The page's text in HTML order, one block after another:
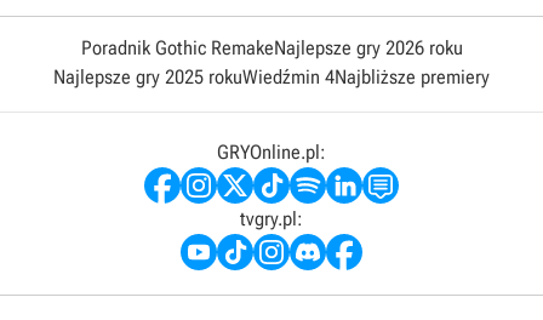
Poradnik Gothic RemakeNajlepsze gry 2026 roku
Najlepsze gry 2025 rokuWiedźmin 4Najbliższe premiery
GRYOnline.pl:
tvgry.pl: